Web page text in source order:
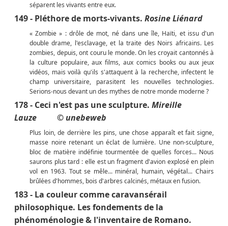
séparent les vivants entre eux.
149 - Pléthore de morts-vivants. Rosine Liénard
« Zombie » : drôle de mot, né dans une île, Haïti, et issu d'un
double drame, l'esclavage, et la traite des Noirs africains. Les
zombies, depuis, ont couru le monde. On les croyait cantonnés à
la culture populaire, aux films, aux comics books ou aux jeux
vidéos, mais voilà qu'ils s'attaquent à la recherche, infectent le
champ universitaire, parasitent les nouvelles technologies.
Serions-nous devant un des mythes de notre monde moderne ?
178 - Ceci n'est pas une sculpture. Mireille
Lauze © unebeweb
Plus loin, de derrière les pins, une chose apparaît et fait signe,
masse noire retenant un éclat de lumière. Une non-sculpture,
bloc de matière indéfinie tourmentée de quelles forces... Nous
saurons plus tard : elle est un fragment d'avion explosé en plein
vol en 1963. Tout se mêle... minéral, humain, végétal... Chairs
brûlées d'hommes, bois d'arbres calcinés, métaux en fusion.
183 - La couleur comme caravansérail
philosophique. Les fondements de la
phénoménologie & l'inventaire de Romano.